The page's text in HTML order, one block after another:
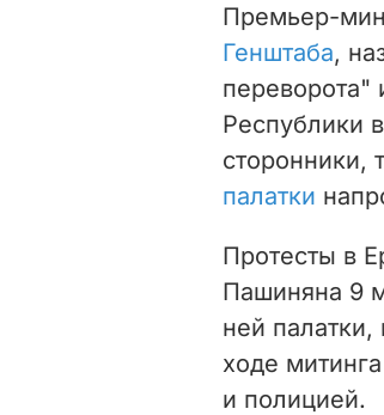
Премьер-
Генштаба,
переворота"
Республики
сторонники,
палатки
Протесты в
Пашиняна 9
ней
ходе
и полицией.